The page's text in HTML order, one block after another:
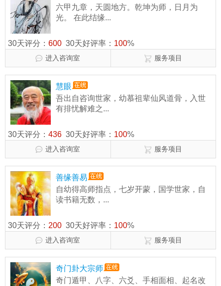
六甲九章，天圆地方。乾坤为师，日月为
光。 在此结缘...
30天评分： 600 30天好评率： 100%
进入咨询室 服务项目
慧眼
吾出自咨询世家，幼慕祖辈仙风道骨，入世
有排忧解难之...
30天评分： 436 30天好评率： 100%
进入咨询室 服务项目
善缘善易
自幼得高师指点，七岁开蒙，国学世家，自
读书籍无数，...
30天评分： 200 30天好评率： 100%
进入咨询室 服务项目
奇门卦大宗师
奇门遁甲、八字、六爻、手相面相、起名改